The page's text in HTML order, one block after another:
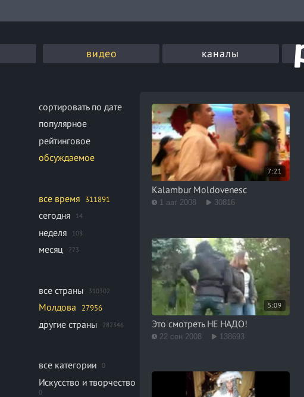
видео каналы
сортировать по дате
популярное
рейтинговое
обсуждаемое
все время 311891
сегодня 14
неделя 108
месяц 773
все страны 310302
Молдова 27956
другие страны 282346
все категории 0
Искусство и творчество
0
7:21
Kalambur Moldovenesc
1 авг 2008 30816
5:09
Это смотреть НЕ НАДО!
22 сен 2008 138693